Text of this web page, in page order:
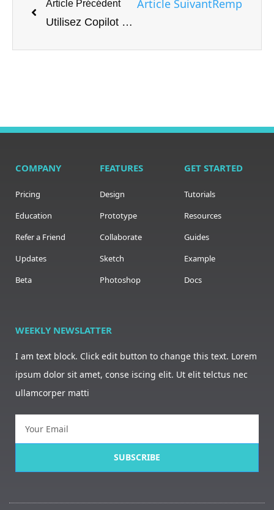
Article Précédent
Utilisez Copilot pour contrôler sans effort Android depuis votre bureau
Article Suivant
COMPANY
Pricing
Education
Refer a Friend
Updates
Beta
FEATURES
Design
Prototype
Collaborate
Sketch
Photoshop
GET STARTED
Tutorials
Resources
Guides
Example
Docs
WEEKLY NEWSLATTER
I am text block. Click edit button to change this text. Lorem
ipsum dolor sit amet, conse iscing elit. Ut elit telctus nec
ullamcorper matti
SUBSCRIBE